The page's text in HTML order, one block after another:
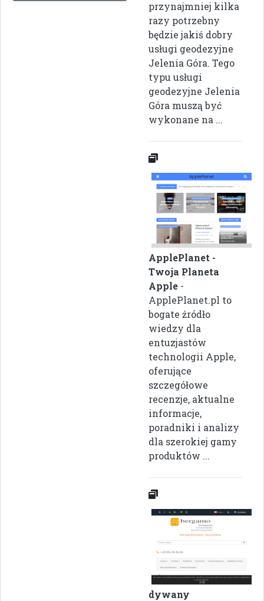
przynajmniej kilka
razy potrzebny
będzie jakiś dobry
usługi geodezyjne
Jelenia Góra. Tego
typu usługi
geodezyjne Jelenia
Góra muszą być
wykonane na ...
ApplePlanet -
Twoja Planeta
Apple -
ApplePlanet.pl to
bogate źródło
wiedzy dla
entuzjastów
technologii Apple,
oferujące
szczegółowe
recenzje, aktualne
informacje,
poradniki i analizy
dla szerokiej gamy
produktów ...
dywany